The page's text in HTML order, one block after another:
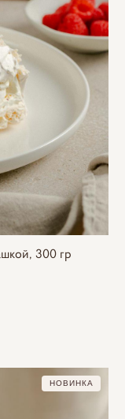
300 гр
НОВИНКА